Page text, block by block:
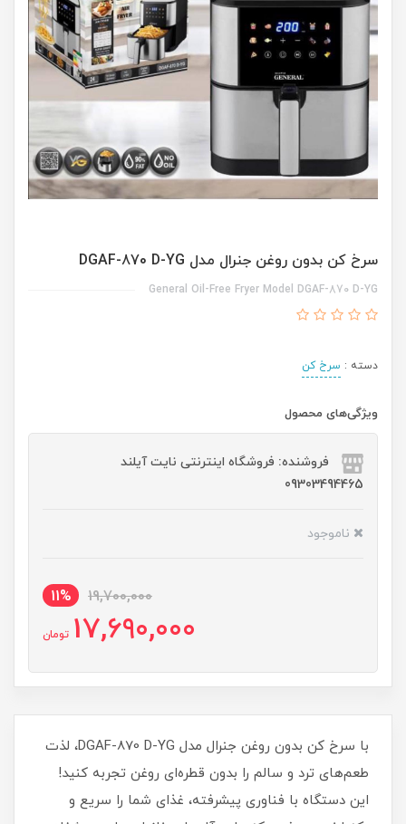
سرخ کن بدون روغن جنرال مدل DGAF-870 D-YG
General Oil-Free Fryer Model DGAF-870 D-YG
دسته : سرخ کن
ویژگی‌های محصول
فروشنده: فروشگاه اینترنتی نایت آیلند
09303494465
ناموجود
19,700,000
11%
17,690,000 تومان
با سرخ کن بدون روغن جنرال مدل DGAF-870 D-YG، لذت
طعم‌های ترد و سالم را بدون قطره‌ای روغن تجربه کنید!
این دستگاه با فناوری پیشرفته، غذای شما را سریع و